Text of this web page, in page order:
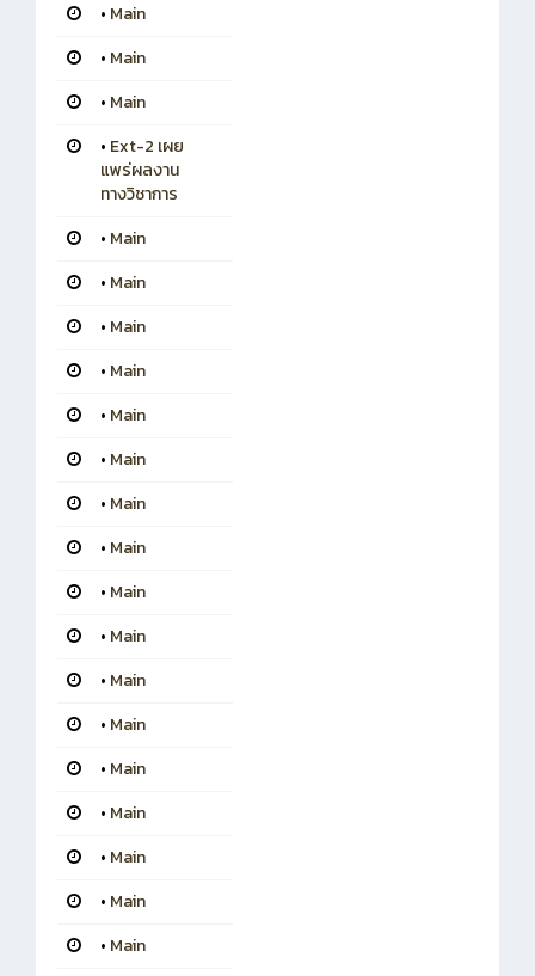
• Main
• Main
• Main
• Ext-2 เผย
แพร่ผลงาน
ทางวิชาการ
• Main
• Main
• Main
• Main
• Main
• Main
• Main
• Main
• Main
• Main
• Main
• Main
• Main
• Main
• Main
• Main
• Main